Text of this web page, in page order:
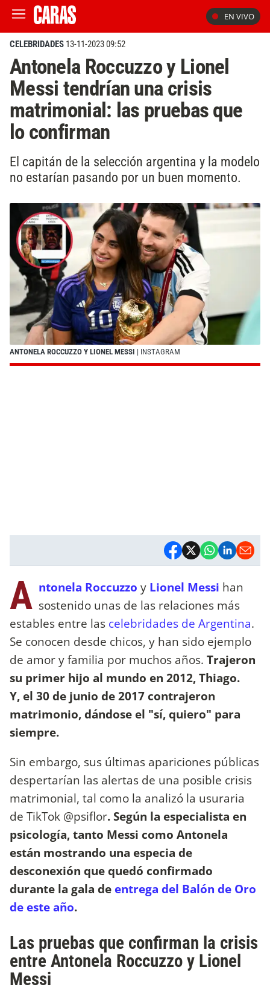
EN VIVO
CELEBRIDADES 13-11-2023 09:52
Antonela Roccuzzo y Lionel
Messi tendrían una crisis
matrimonial: las pruebas que
lo confirman
El capitán de la selección argentina y la modelo
no estarían pasando por un buen momento.
ANTONELA ROCCUZZO Y LIONEL MESSI | INSTAGRAM
A ntonela Roccuzzo y Lionel Messi han
sostenido unas de las relaciones más
estables entre las celebridades de Argentina.
Se conocen desde chicos, y han sido ejemplo
de amor y familia por muchos años. Trajeron
su primer hijo al mundo en 2012, Thiago.
Y, el 30 de junio de 2017 contrajeron
matrimonio, dándose el "sí, quiero" para
siempre.
Sin embargo, sus últimas apariciones públicas
despertarían las alertas de una posible crisis
matrimonial, tal como la analizó la usuraria
de TikTok @psiflor. Según la especialista en
psicología, tanto Messi como Antonela
están mostrando una especia de
desconexión que quedó confirmado
durante la gala de entrega del Balón de Oro
de este año.
Las pruebas que confirman la crisis
entre Antonela Roccuzzo y Lionel
Messi